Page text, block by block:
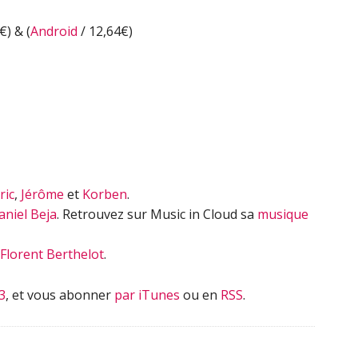
& (Android / 12,64€)
, Jérôme et Korben.
Beja. Retrouvez sur Music in Cloud sa musique
Florent Berthelot.
, et vous abonner par iTunes ou en RSS.